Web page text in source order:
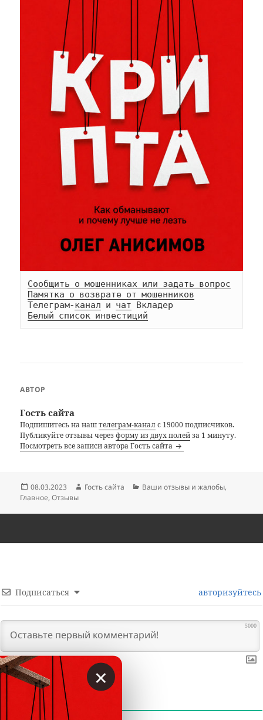
Сообщить о мошенниках или задать вопрос
Памятка о возврате от мошенников
Телеграм-канал и чат
Белый список инвестиций
АВТОР
Гость сайта
Подпишитесь на наштелеграм-каналс 19000 подписчиков.
Публикуйте отзывы черезформу из двух полейза 1 минуту.
Посмотреть все записи автора Гость сайта
Опубликовано
08.03.2023 Автор
Гость сайта Рубрики
Ваши отзывы и жалобы,
Главное,Отзывы
Подписаться авторизуйтесь
5000
КОММЕНТАРИИ
×